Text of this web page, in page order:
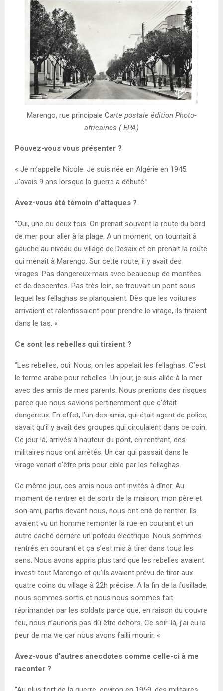
Marengo, rue principale Carte postale édition Photo-
africaines ( EPA)
Pouvez-vous vous présenter ?
« Je m’appelle Nicole. Je suis née en Algérie en 1945.
J’avais 9 ans lorsque la guerre a débuté.”
Avez-vous été témoin d’attaques ?
“Oui, une ou deux fois. On prenait souvent la route du bord
de mer pour aller à la plage. A un moment, on tournait à
gauche au niveau du village de Desaix et on prenait la route
qui menait à Marengo. Sur cette route, il y avait des
virages. Pas dangereux mais avec beaucoup de montées
et de descentes. Pas très loin, se trouvait un pont sous
lequel les fellaghas se planquaient. Dès que les voitures
arrivaient et ralentissaient pour prendre le virage, ils tiraient
dans le tas. «
Ce sont les rebelles qui tiraient ?
“Les rebelles, oui. Nous, on les appelait les fellaghas. C’est
le terme arabe pour rebelles. Un jour, je suis allée à la mer
avec des amis de mes parents. Nous prenions des risques
parce que nous savions pertinemment que c’était
dangereux. En effet, l’un des amis, qui était agent de police,
savait qu’il y avait des groupes qui circulaient dans ce coin.
Ce jour là, arrivés à hauteur du pont, en rentrant, des
militaires nous ont arrêtés. Un car qui passait dans le
virage venait d’être pris pour cible par les fellaghas.
Ce même jour, ces amis nous ont invités à dîner. Au
moment de rentrer et de sortir de la maison, mon père et
son ami, partis devant nous, nous ont crié de rentrer. Ils
avaient vu un homme remonter la rue en courant et un
autre caché derrière un poteau électrique. Nous sommes
rentrés en courant et ça s’est mis à tirer dans tous les
sens. Nous avons appris plus tard que les rebelles avaient
investi tout Marengo et qu’ils avaient prévu de tirer aux
quatre coins du village à 22h précise. A la fin de la fusillade,
nous sommes sortis et nous nous sommes fait
réprimander par les soldats parce que, en raison du couvre
feu, nous n’aurions pas dû être dehors. Ce soir-là, j’ai eu la
peur de ma vie car nous avons failli mourir. «
Avez-vous d’autres anecdotes comme celle-ci à me
raconter ?